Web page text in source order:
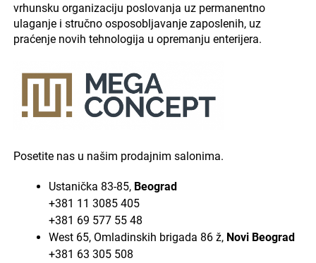
vrhunsku organizaciju poslovanja uz permanentno
ulaganje i stručno osposobljavanje zaposlenih, uz
praćenje novih tehnologija u opremanju enterijera.
Posetite nas u našim prodajnim salonima.
Ustanička 83-85, Beograd
+381 11 3085 405
+381 69 577 55 48
West 65, Omladinskih brigada 86 ž, Novi Beograd
+381 63 305 508